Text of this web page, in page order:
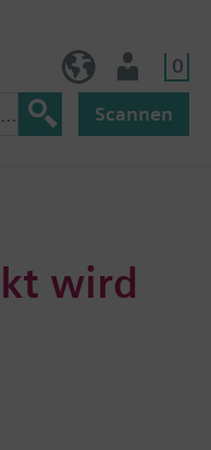
0
Scannen
wird